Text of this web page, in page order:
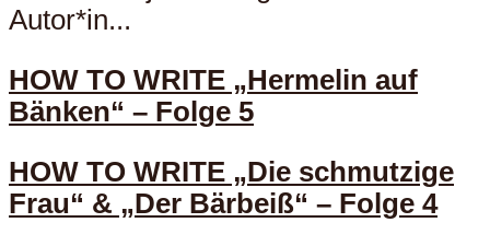
Autor*in...
HOW TO WRITE „Hermelin auf
Bänken“ – Folge 5
HOW TO WRITE „Die schmutzige
Frau“ & „Der Bärbeiß“ – Folge 4